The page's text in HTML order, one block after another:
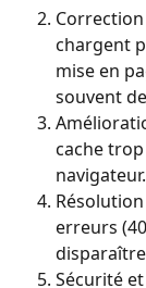
Correction
chargent
mise en
souvent
cache
navigateur.
erreurs
Sécurité